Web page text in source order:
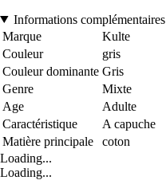
Informations complémentaires
Marque
Kulte
Couleur
gris
Couleur dominante Gris
Genre
Mixte
Age
Adulte
Caractéristique
A capuche
Matière principale
coton
Loading...
Loading...